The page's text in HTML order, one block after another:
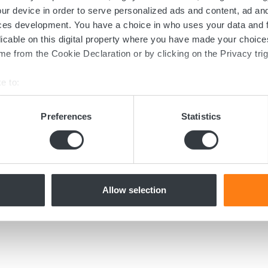
device in order to serve personalized ads and content, ad
development. You have a choice in who uses your data and
on this digital property where you have made your
from the Cookie Declaration or by clicking on the Privacy
to:
your geographical location which can be accurate to within
actively scanning it for specific characteristics (fingerprinting)
personal data is processed and set your preferences in the
site with our social media, advertising and analytics
provided to them or that they’ve collected from your use of
Preferences Statistics
Allow selection
auf nachhaltige
über Batterien, Lade- oder
Expertenteam steht Ihnen gerne
Kontaktieren Sie uns